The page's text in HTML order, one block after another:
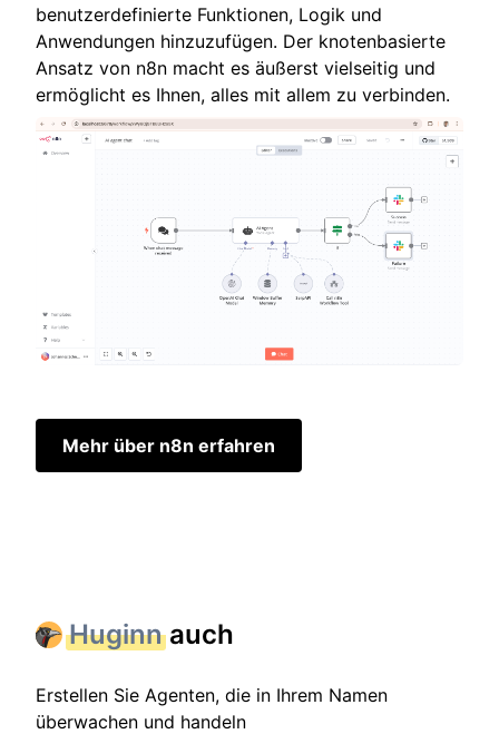
benutzerdefinierte Funktionen, Logik und
Anwendungen hinzuzufügen. Der knotenbasierte
Ansatz von n8n macht es äußerst vielseitig und
ermöglicht es Ihnen, alles mit allem zu verbinden.
Mehr über n8n erfahren
Huginnauch
Erstellen Sie Agenten, die in Ihrem Namen
überwachen und handeln